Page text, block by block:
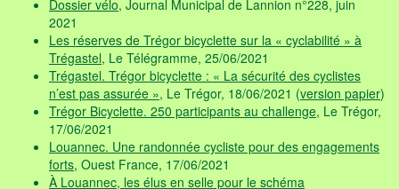
Dossier vélo, Journal Municipal de Lannion n°228, juin
2021
Les réserves de Trégor bicyclette sur la « cyclabilité » à
Trégastel, Le Télégramme, 25/06/2021
Trégastel. Trégor bicyclette : « La sécurité des cyclistes
n’est pas assurée », Le Trégor, 18/06/2021 (version papier)
Trégor Bicyclette. 250 participants au challenge, Le Trégor,
17/06/2021
Louannec. Une randonnée cycliste pour des engagements
forts, Ouest France, 17/06/2021
À Louannec, les élus en selle pour le schéma